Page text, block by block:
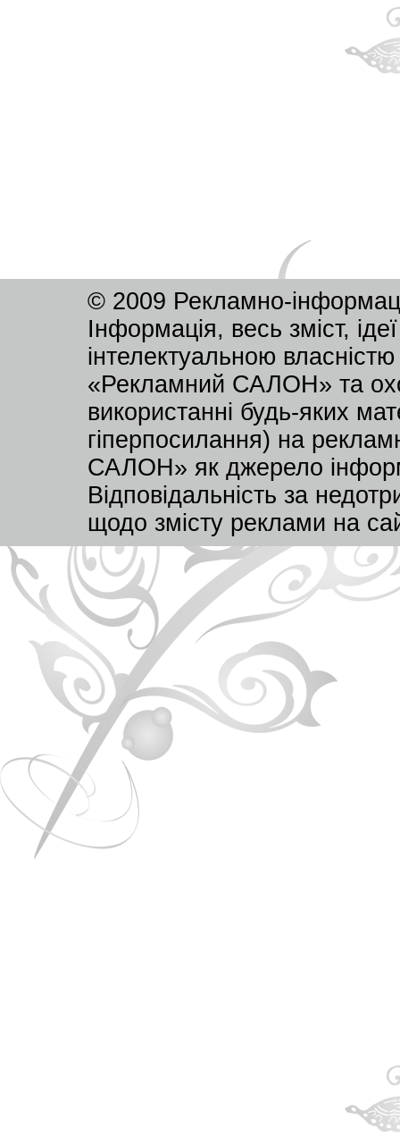
© 2009 Рекламно-
Інформація, весь зміст,
інтелектуальною
«Рекламний САЛОН» та
використанні будь-яких
гіперпосилання) на
САЛОН» як джерело
Відповідальність за
щодо змісту реклами на